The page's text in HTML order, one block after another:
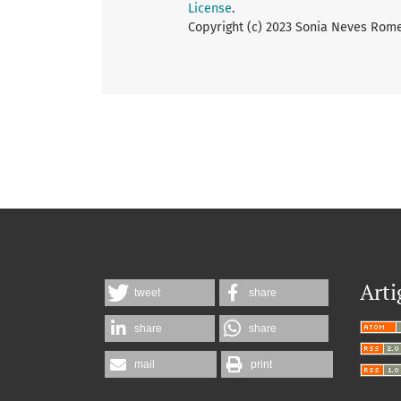
License.
Copyright (c) 2023 Sonia Neves
tweet share
share share
mail print